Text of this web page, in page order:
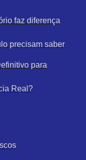
faz diferença
precisam saber
para
Real?